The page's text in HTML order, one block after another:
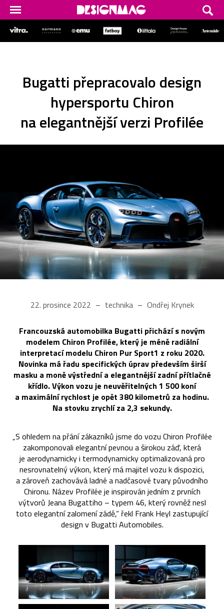
Bugatti přepracovalo design
hypersportu Chiron
na elegantnější verzi Profilée
22. prosince 2022 technika Ondřej Krynek
Francouzská automobilka Bugatti přichází s novým
modelem Chiron Profilée, který je méně radiální
interpretací modelu Chiron Pur Sport1 z roku 2020.
Novinka má řadu specifických úprav především širší
masku a moně výstřední a elegantnější zadní přítlačné
křídlo. Výkon vozu je neuvěřitelných 1 500 koní
a maximální rychlost je opět 380 kilometrů za hodinu.
Na stovku zrychlí za 2,3 sekundy.
„S ohledem na přání zákazníků jsme do vozu Chiron Profilée
zakomponovali elegantní pevnou a širokou záď, která
je aerodynamicky i termodynamicky optimalizovaná pro
nesrovnatelný výkon, který má majitel vozu k dispozici,
a zároveň zachovává ladné a nadčasové tvary původního
Chironu. Název Profilée je inspirován jedním z prvních
výtvorů Jeana Bugattiho – typem 46, který rovněž nesl
toto elegantní zalomení zádě,“ řekl Frank Heyl zastupující
design v Bugatti Automobiles.